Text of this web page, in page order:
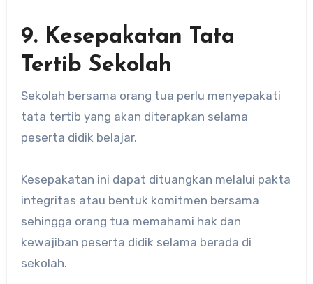
9. Kesepakatan Tata
Tertib Sekolah
Sekolah bersama orang tua perlu menyepakati
tata tertib yang akan diterapkan selama
peserta didik belajar.
Kesepakatan ini dapat dituangkan melalui pakta
integritas atau bentuk komitmen bersama
sehingga orang tua memahami hak dan
kewajiban peserta didik selama berada di
sekolah.